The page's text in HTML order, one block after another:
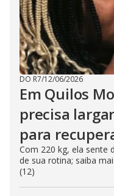
DO R7/12/06/2026
Em Quilos
precisa
para
Com 220 kg, ela sente
de sua rotina; saiba
(12)